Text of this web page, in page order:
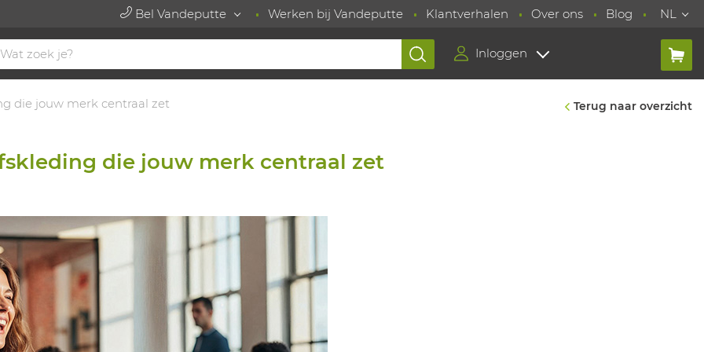
Bel Vandeputte Werken bij Vandeputte Klantverhalen Over ons Blog NL
Inloggen
die jouw merk centraal zet Terug naar overzicht
die jouw merk centraal zet